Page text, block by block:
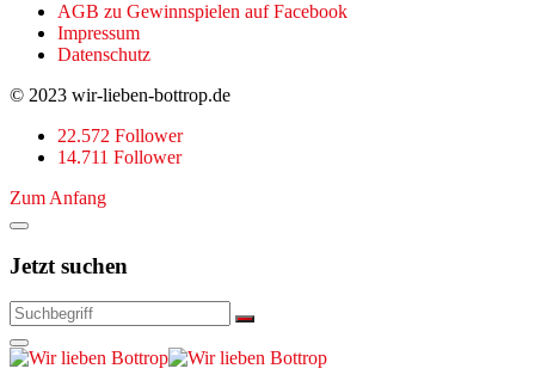
AGB zu Gewinnspielen auf Facebook
Impressum
Datenschutz
© 2023 wir-lieben-bottrop.de
22.572 Follower
14.711 Follower
Zum Anfang
Jetzt suchen